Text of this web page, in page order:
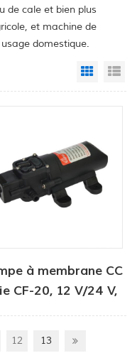
de cale et bien plus
et machine de
domestique.
Grid
à membrane CC
CF-20, 12 V/24 V,
12 13